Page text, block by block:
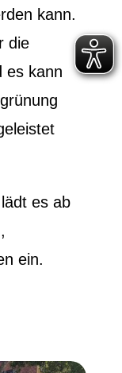
kann.
die
es kann
es ab
ein.